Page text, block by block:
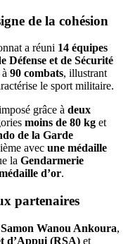
de la cohésion
a réuni 14 équipes
Défense et de Sécurité
90 combats, illustrant
le sport militaire.
grâce à deux
moins de 80 kg et
de la Garde
avec une médaille
la Gendarmerie
d’or.
partenaires
Samon Wanou Ankoura,
d’Appui (RSA) et